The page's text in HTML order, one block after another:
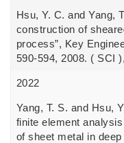
Hsu, Y. C. and Yang,
construction of
process”, Key
590-594, 2008. ( SCI
2022
Yang, T. S. and Hsu,
finite element
of sheet metal in